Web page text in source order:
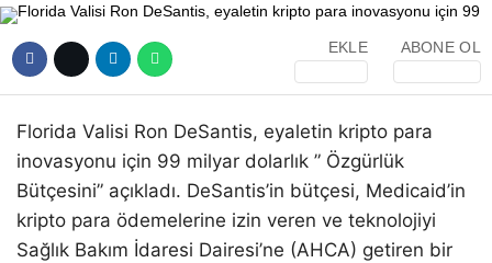
EKLE ABONE OL
Florida Valisi Ron DeSantis, eyaletin kripto para
inovasyonu için 99 milyar dolarlık ” Özgürlük
Bütçesini” açıkladı. DeSantis’in bütçesi, Medicaid’in
kripto para ödemelerine izin veren ve teknolojiyi
Sağlık Bakım İdaresi Dairesi’ne (AHCA) getiren bir